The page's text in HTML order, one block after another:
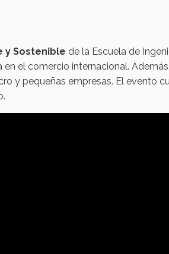
y Sostenible de la Escuela de
el comercio internacional.
y pequeñas empresas. El evento